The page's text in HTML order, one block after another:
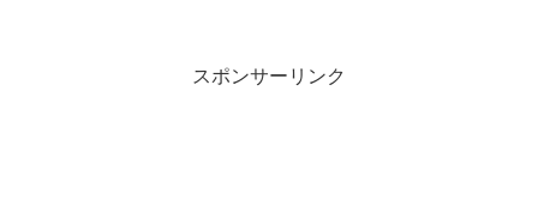
スポンサーリンク